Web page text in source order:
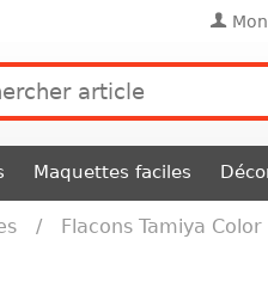
Maquettes faciles
/ Flacons Tamiya Color